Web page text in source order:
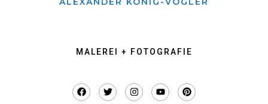
MALEREI + FOTOGRAFIE